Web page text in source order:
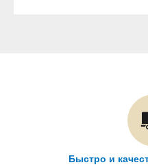
Быстро и